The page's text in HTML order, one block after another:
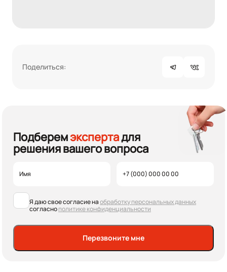
Поделиться:
Подберемэкспертадля
решения вашего вопроса
Я даю свое согласие наобработку персональных данных
согласнополитике конфиденциальности
Перезвоните мне